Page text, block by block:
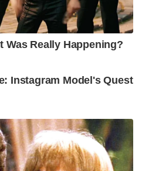
താലിബാന്‍
ആ
കഴിയും, അത് തെറ്റായ
സീ ന്യൂസിനോട്
ഏറ്റുമുട്ടൽ : പാക്
രണ്ട് ലഷ്‌കര്‍
സൈന്യത്തിന് 4776